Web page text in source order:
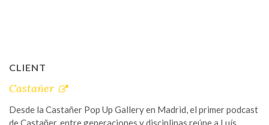
CLIENT
Castañer
Desde la Castañer Pop Up Gallery en Madrid, el primer podcast
de Castañer, entre generaciones y disciplinas reúne a Luís